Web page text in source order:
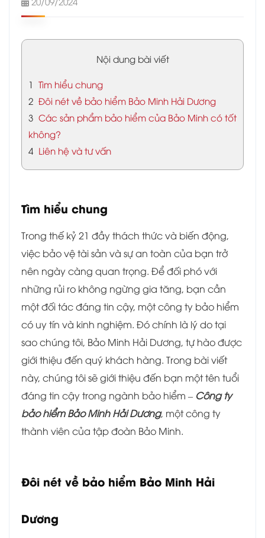
Nội dung bài viết
1 Tìm hiểu chung
2 Đôi nét về bảo hiểm Bảo Minh Hải Dương
3 Các sản phẩm bảo hiểm của Bảo Minh có tốt
không?
4 Liên hệ và tư vấn
Tìm hiểu chung
Trong thế kỷ 21 đầy thách thức và biến động,
việc bảo vệ tài sản và sự an toàn của bạn trở
nên ngày càng quan trọng. Để đối phó với
những rủi ro không ngừng gia tăng, bạn cần
một đối tác đáng tin cậy, một công ty bảo hiểm
có uy tín và kinh nghiệm. Đó chính là lý do tại
sao chúng tôi, Bảo Minh Hải Dương, tự hào được
giới thiệu đến quý khách hàng. Trong bài viết
này, chúng tôi sẽ giới thiệu đến bạn một tên tuổi
đáng tin cậy trong ngành bảo hiểm – Công ty
bảo hiểm Bảo Minh Hải Dương, một công ty
thành viên của tập đoàn Bảo Minh.
Đôi nét về bảo hiểm Bảo Minh Hải
Dương